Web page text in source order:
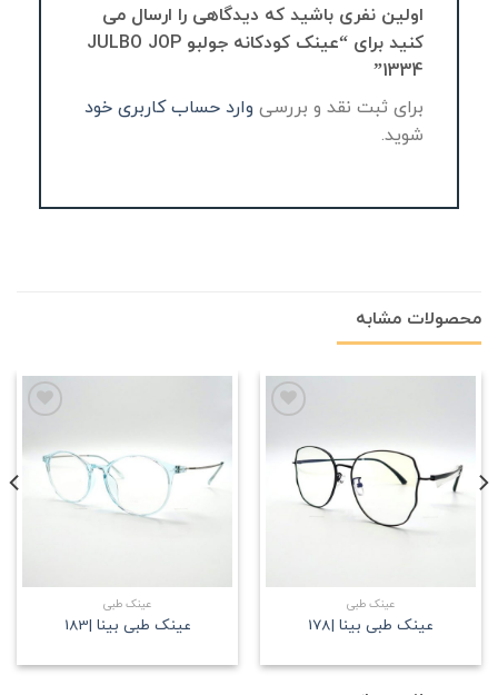
اولین نفری باشید که دیدگاهی را ارسال می
کنید برای “عینک کودکانه جولبو JULBO JOP
1334”
برای ثبت نقد و بررسی وارد حساب کاربری خود
شوید.
محصولات مشابه
علاقه
مندی
عینک طبی
عینک طبی بینا |178
علاقه
مندی
عینک طبی
عینک طبی بینا |183